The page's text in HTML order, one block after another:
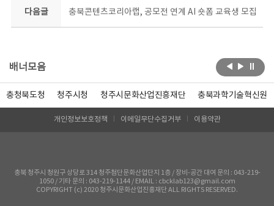
다음글 충북콘텐츠코리아랩, 공모전 연계 AI 숏폼 교육생 모집
배너모음
충청북도청 청주시청 청주시문화산업진흥재단 충북과학기술혁신원
개인정보보호정책 이메일무단수집거부 이용약관
충북 청주시 청원구 상당로 314 청주첨단문화산업단지 1층 / 장비-공간 대여 문의 : 043-219-
1050 / 기타 문의 : 043-219-1144 / EMAIL : cbcklab123@gmail.com
COPYRIGHT (c) 2020 청주시문화산업진흥재단 ALL RIGHTS RESERVED.